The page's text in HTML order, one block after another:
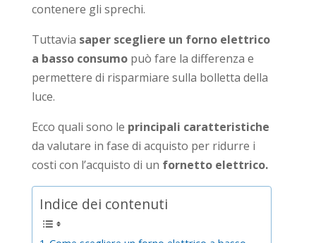
contenere gli sprechi.
Tuttavia saper scegliere un forno elettrico
a basso consumopuò fare la differenza e
permettere di risparmiare sulla bolletta della
luce.
Ecco quali sono le principali caratteristiche
da valutare in fase di acquisto per ridurre i
costi con l’acquisto di un fornetto elettrico.
Indice dei contenuti